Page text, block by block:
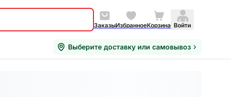
ЗаказыИзбранноеКорзина Войти
Выберите доставку или самовывоз